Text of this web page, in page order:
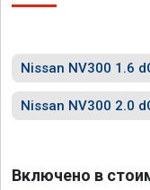
Nissan NV300 1.6
Nissan NV300 2.0
Включено в